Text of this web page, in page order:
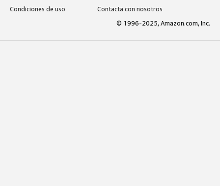
Condiciones de uso
Contacta con nosotros
© 1996-2025, Amazon.com, Inc.